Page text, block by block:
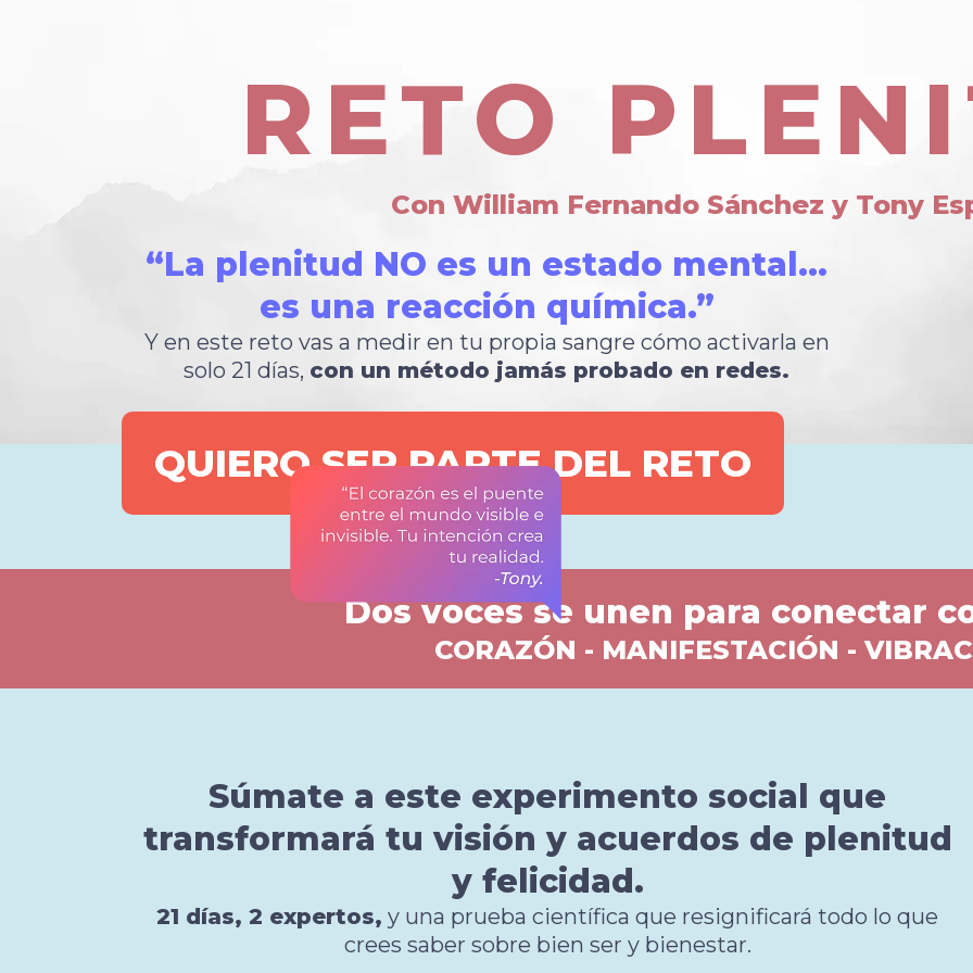
RETO
Con William Fernando Sánchez y Tony
“La plenitud NO es un estado mental…
es una reacción química.”
Y en este reto vas a medir en tu propia sangre cómo activarla en
solo 21 días, con un método jamás probado en redes.
QUIERO SER PARTE DEL RETO
Dos voces se unen para conectar
CORAZÓN - MANIFESTACIÓN -
Súmate a este experimento social que
transformará tu visión y acuerdos de plenitud
y felicidad.
21 días, 2 expertos, y una prueba científica que resignificará todo lo que
crees saber sobre bien ser y bienestar.